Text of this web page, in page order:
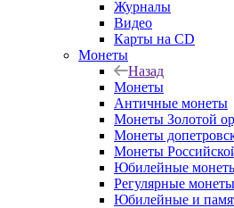
Журналы
Видео
Карты на CD
Монеты
Назад
Монеты
Античные монеты
Монеты Золотой
Монеты
Монеты
Юбилейные
Регулярные
Юбилейные и